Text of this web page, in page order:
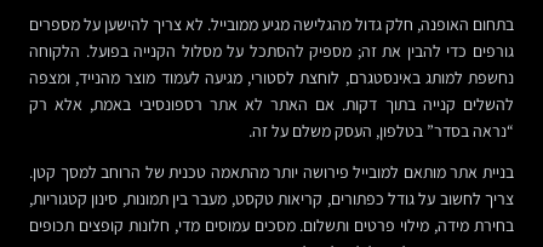
בתחום האופנה, חלק גדול מהגלישה מגיע ממובייל. לא צריך להישען על מספרים
גורפים כדי להבין את זה; מספיק להסתכל על מסלול הקנייה בפועל. הלקוחה
נחשפת למותג באינסטגרם, לוחצת לסטורי, מגיעה לעמוד מוצר מהנייד, ומצפה
להשלים קנייה בתוך דקות. אם האתר לא אתר רספונסיבי באמת, אלא רק
“נראה בסדר” בטלפון, העסק משלם על זה.
בניית אתר מותאם למובייל פירושה יותר מהתאמה טכנית של הרוחב למסך קטן.
צריך לחשוב על גודל כפתורים, קריאות טקסט, מעבר בין תמונות, סינון קטגוריות,
בחירת מידה, מילוי פרטים ותשלום. מסכים עמוסים מדי, חלונות קופצים תכופים